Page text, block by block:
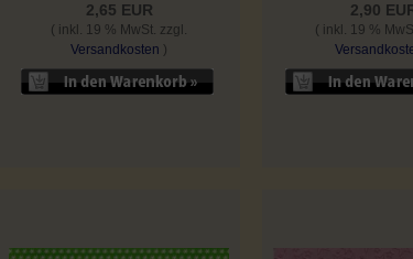
2,65 EUR
( inkl. 19 % MwSt. zzgl.
Versandkosten )
2,90
( inkl. 19 %